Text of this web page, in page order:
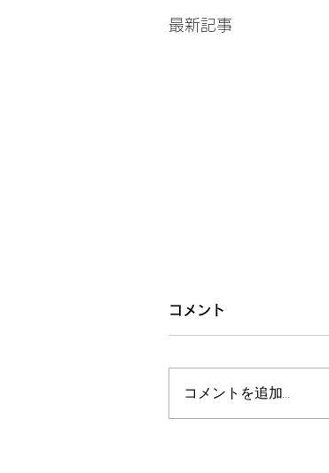
最新記事
カンジャンケジャ
コメント
コメントを追加…